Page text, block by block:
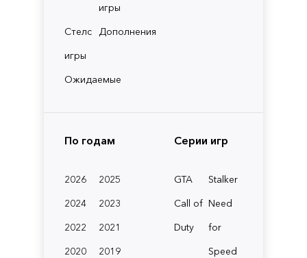
игры
Стелс
игры
Дополнения
Ожидаемые
По годам
2026
2025
2024
2023
2022
2021
2020
2019
Серии игр
GTA
Stalker
Call of
Duty
Need
for
Speed